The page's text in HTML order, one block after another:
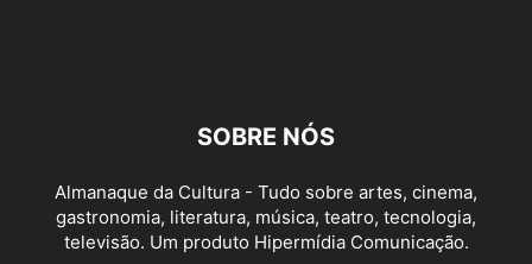
SOBRE NÓS
Almanaque da Cultura - Tudo sobre artes, cinema,
gastronomia, literatura, música, teatro, tecnologia,
televisão. Um produto Hipermídia Comunicação.